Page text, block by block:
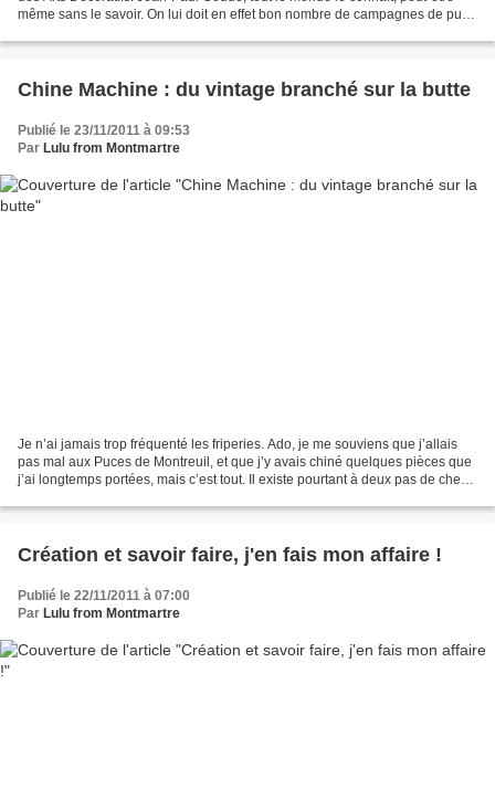
même sans le savoir. On lui doit en effet bon nombre de campagnes de pub,
Chine Machine : du vintage branché sur la butte
Publié le 23/11/2011 à 09:53
Par Lulu from Montmartre
Je n’ai jamais trop fréquenté les friperies. Ado, je me souviens que j’allais
pas mal aux Puces de Montreuil, et que j’y avais chiné quelques pièces que
j’ai longtemps portées, mais c’est tout. Il existe pourtant à deux pas de chez
Création et savoir faire, j'en fais mon affaire !
Publié le 22/11/2011 à 07:00
Par Lulu from Montmartre